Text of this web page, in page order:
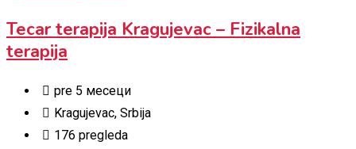
Tecar terapija Kragujevac – Fizikalna
terapija
pre 5 месеци
Kragujevac, Srbija
176 pregleda